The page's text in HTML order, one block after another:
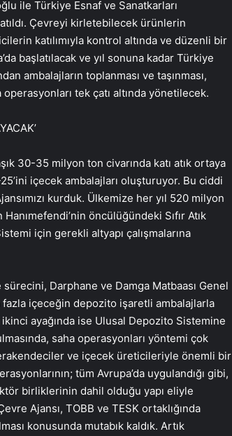
ile Türkiye Esnaf ve Sanatkarları
Çevreyi kirletebilecek ürünlerin
katılımıyla kontrol altında ve düzenli bir
başlatılacak ve yıl sonuna kadar Türkiye
ambalajların toplanması ve taşınması,
tek çatı altında yönetilecek.
30-35 milyon ton civarında katı atık ortaya
içecek ambalajları oluşturuyor. Bu ciddi
kurduk. Ülkemize her yıl 520 milyon
öncülüğündeki Sıfır Atık
için gerekli altyapı çalışmalarına
Darphane ve Damga Matbaası Genel
içeceğin depozito işaretli ambalajlarla
ikinci ayağında ise Ulusal Depozito Sistemine
saha operasyonları yöntemi çok
ve içecek üreticileriyle önemli bir
tüm Avrupa’da uygulandığı gibi,
birliklerinin dahil olduğu yapı eliyle
Ajansı, TOBB ve TESK ortaklığında
konusunda mutabık kaldık. Artık
Bigo Elmas Bayi – Güvenli, Hızlı ve
Uygun Fiyatlı Elmas Satın Almanın
Yeni Adresi
Hizmetleri
Bayan Takipçi Satın Al
Kanımız dondu: Sokak ortasında
vahşet! Bahar’ı da soldurdular